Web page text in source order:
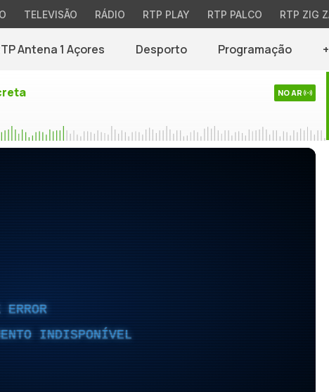
TELEVISÃO RÁDIO RTP PLAY RTP PALCO RTP ZIG
Antena 1 Açores Desporto Programação
NO AR
INDISPONÍVEL